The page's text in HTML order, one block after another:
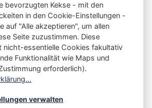
die
und
von
NÄCHSTER ARTIKEL
s3n📺tube 🇬🇧 i11l ·
Nobara 42 released,
Steam Data Breach?,
openSUSE drops Deepin,
KDE Plasma 6.4 Beta &
more Linux news
bevorzugten Kekse - mit den
in den Cookie-Einstellungen -
auf "Alle akzeptieren", um allen
Seite zuzustimmen. Diese
nicht-essentielle Cookies fakultativ
Funktionalität wie Maps und
erforderlich).
verwalten